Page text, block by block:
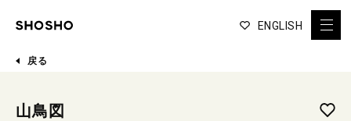
ENGLISH
戻る
山鳥図